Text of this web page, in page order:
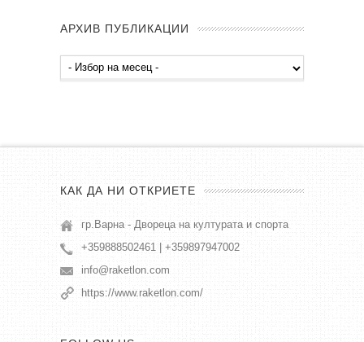
АРХИВ ПУБЛИКАЦИИ
Архив
публикации
КАК ДА НИ ОТКРИЕТЕ
гр.Варна - Двореца на културата и спорта
+359888502461 | +359897947002
info@raketlon.com
https://www.raketlon.com/